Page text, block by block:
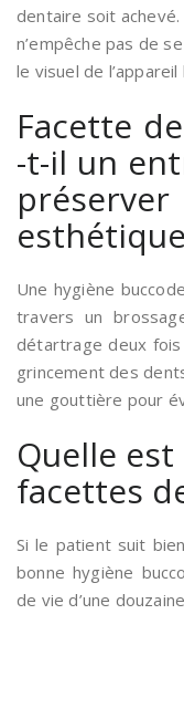
dentaire soit achevé.
n’empêche pas de
le visuel de
Facette
-t-il un
Une hygiène
travers un
détartrage deux
grincement des
une gouttière pour
Quelle
facettes
Si le patient suit
bonne hygiène
de vie d’une